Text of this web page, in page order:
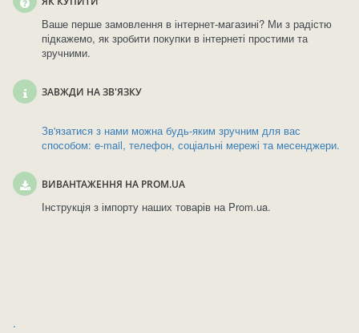
Ваше перше замовлення в інтернет-магазині? Ми з радістю
підкажемо, як зробити покупки в інтернеті простими та
зручними.
ЗАВЖДИ НА ЗВ'ЯЗКУ
Зв'язатися з нами можна будь-яким зручним для вас
способом: e-mail, телефон, соціальні мережі та месенджери.
ВИВАНТАЖЕННЯ НА PROM.UA
Інструкція з імпорту наших товарів на Prom.ua.
.